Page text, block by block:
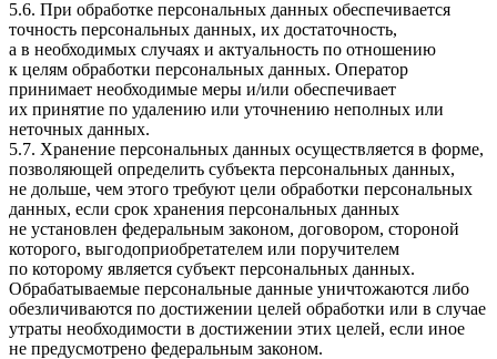
5.6. При обработке персональных данных обеспечивается
точность персональных данных, их достаточность,
а в необходимых случаях и актуальность по отношению
к целям обработки персональных данных. Оператор
принимает необходимые меры и/или обеспечивает
их принятие по удалению или уточнению неполных или
неточных данных.
5.7. Хранение персональных данных осуществляется в форме,
позволяющей определить субъекта персональных данных,
не дольше, чем этого требуют цели обработки персональных
данных, если срок хранения персональных данных
не установлен федеральным законом, договором, стороной
которого, выгодоприобретателем или поручителем
по которому является субъект персональных данных.
Обрабатываемые персональные данные уничтожаются либо
обезличиваются по достижении целей обработки или в случае
утраты необходимости в достижении этих целей, если иное
не предусмотрено федеральным законом.